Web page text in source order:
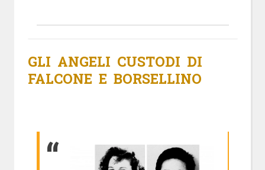
GLI ANGELI CUSTODI DI
FALCONE E BORSELLINO